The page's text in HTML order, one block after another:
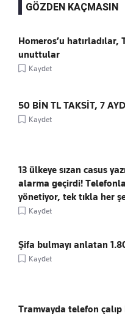
GÖZDEN KAÇMASIN
Homeros’u hatırladılar,
unuttular
Kaydet
50 BİN TL TAKSİT, 7
Kaydet
13 ülkeye sızan casus
alarma geçirdi!
yönetiyor, tek tıkla her
Kaydet
Şifa bulmayı anlatan
Kaydet
Tramvayda telefon çalıp